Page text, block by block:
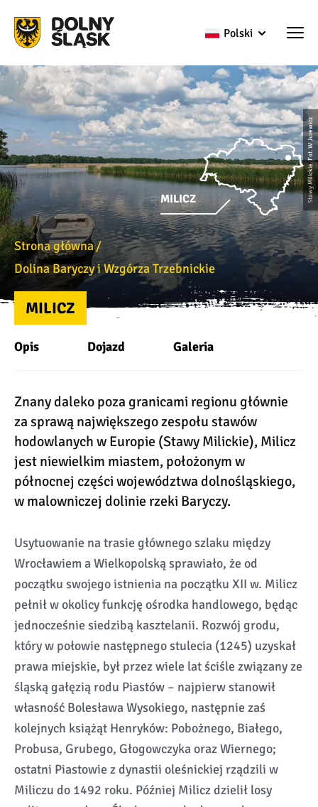
Polski
Stawy Milickie. Fot. W Jurewicz
Strona główna
Dolina Baryczy i Wzgórza Trzebnickie
MILICZ
MILICZ
Opis Dojazd Galeria
Znany daleko poza granicami regionu głównie
za sprawą największego zespołu stawów
hodowlanych w Europie (Stawy Milickie), Milicz
jest niewielkim miastem, położonym w
północnej części województwa dolnośląskiego,
w malowniczej dolinie rzeki Baryczy.
Usytuowanie na trasie głównego szlaku między
Wrocławiem a Wielkopolską sprawiało, że od
początku swojego istnienia na początku XII w. Milicz
pełnił w okolicy funkcję ośrodka handlowego, będąc
jednocześnie siedzibą kasztelanii. Rozwój grodu,
który w połowie następnego stulecia (1245) uzyskał
prawa miejskie, był przez wiele lat ściśle związany ze
śląską gałęzią rodu Piastów – najpierw stanowił
własność Bolesława Wysokiego, następnie zaś
kolejnych książąt Henryków: Pobożnego, Białego,
Probusa, Grubego, Głogowczyka oraz Wiernego;
ostatni Piastowie z dynastii oleśnickiej rządzili w
Miliczu do 1492 roku. Później Milicz dzielił losy